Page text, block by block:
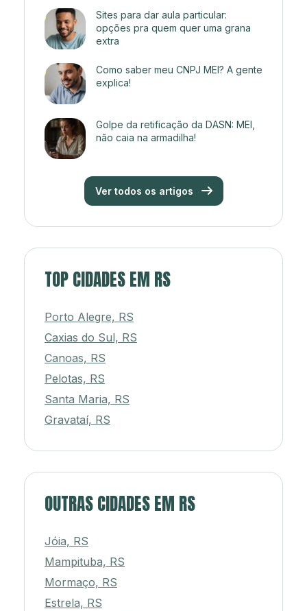
Sites para dar aula particular:
opções pra quem quer uma grana
extra
Como saber meu CNPJ MEI? A gente
explica!
Golpe da retificação da DASN: MEI,
não caia na armadilha!
Ver todos os artigos
TOP CIDADES EM RS
Porto Alegre, RS
Caxias do Sul, RS
Canoas, RS
Pelotas, RS
Santa Maria, RS
Gravataí, RS
OUTRAS CIDADES EM RS
Jóia, RS
Mampituba, RS
Mormaço, RS
Estrela, RS